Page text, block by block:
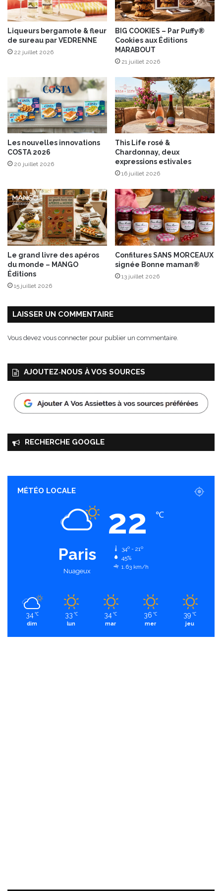
r
a
n
d
i
m
a
Liqueurs bergamote & fleur
de sureau par VEDRENNE
22 juillet 2026
BIG COOKIES – Par Puffy®
Cookies aux Éditions
MARABOUT
21 juillet 2026
Les nouvelles innovations
COSTA 2026
20 juillet 2026
This Life rosé &
Chardonnay, deux
expressions estivales
16 juillet 2026
Le grand livre des apéros
du monde – MANGO
Éditions
15 juillet 2026
Confitures SANS MORCEAUX
signée Bonne maman®
13 juillet 2026
LAISSER UN COMMENTAIRE
Vous devez vous connecter pour publier un commentaire.
AJOUTEZ‑NOUS À VOS SOURCES
RECHERCHE GOOGLE
MÉTÉO LOCALE
Paris
Nuageux
22 ℃
34º - 21º
45%
1.63 km/h
34 ℃
dim
33 ℃
lun
34 ℃
mar
36 ℃
mer
39 ℃
jeu